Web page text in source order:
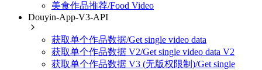
美食作品推荐/Food Video
Douyin-App-V3-API
获取单个作品数据/Get single video data
获取单个作品数据 V2/Get single video data V2
获取单个作品数据 V3 (无版权限制)/Get single